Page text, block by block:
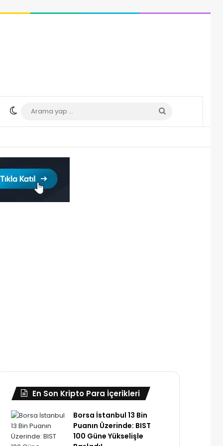
Dış görünümü değiştir
Arama
yap
...
En Son Kripto Para İçerikleri
Borsa İstanbul 13 Bin
Puanın Üzerinde: BIST
100 Güne Yükselişle